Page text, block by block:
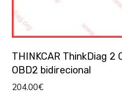
THINKCAR ThinkDiag 2
OBD2 bidirecional
204.00€